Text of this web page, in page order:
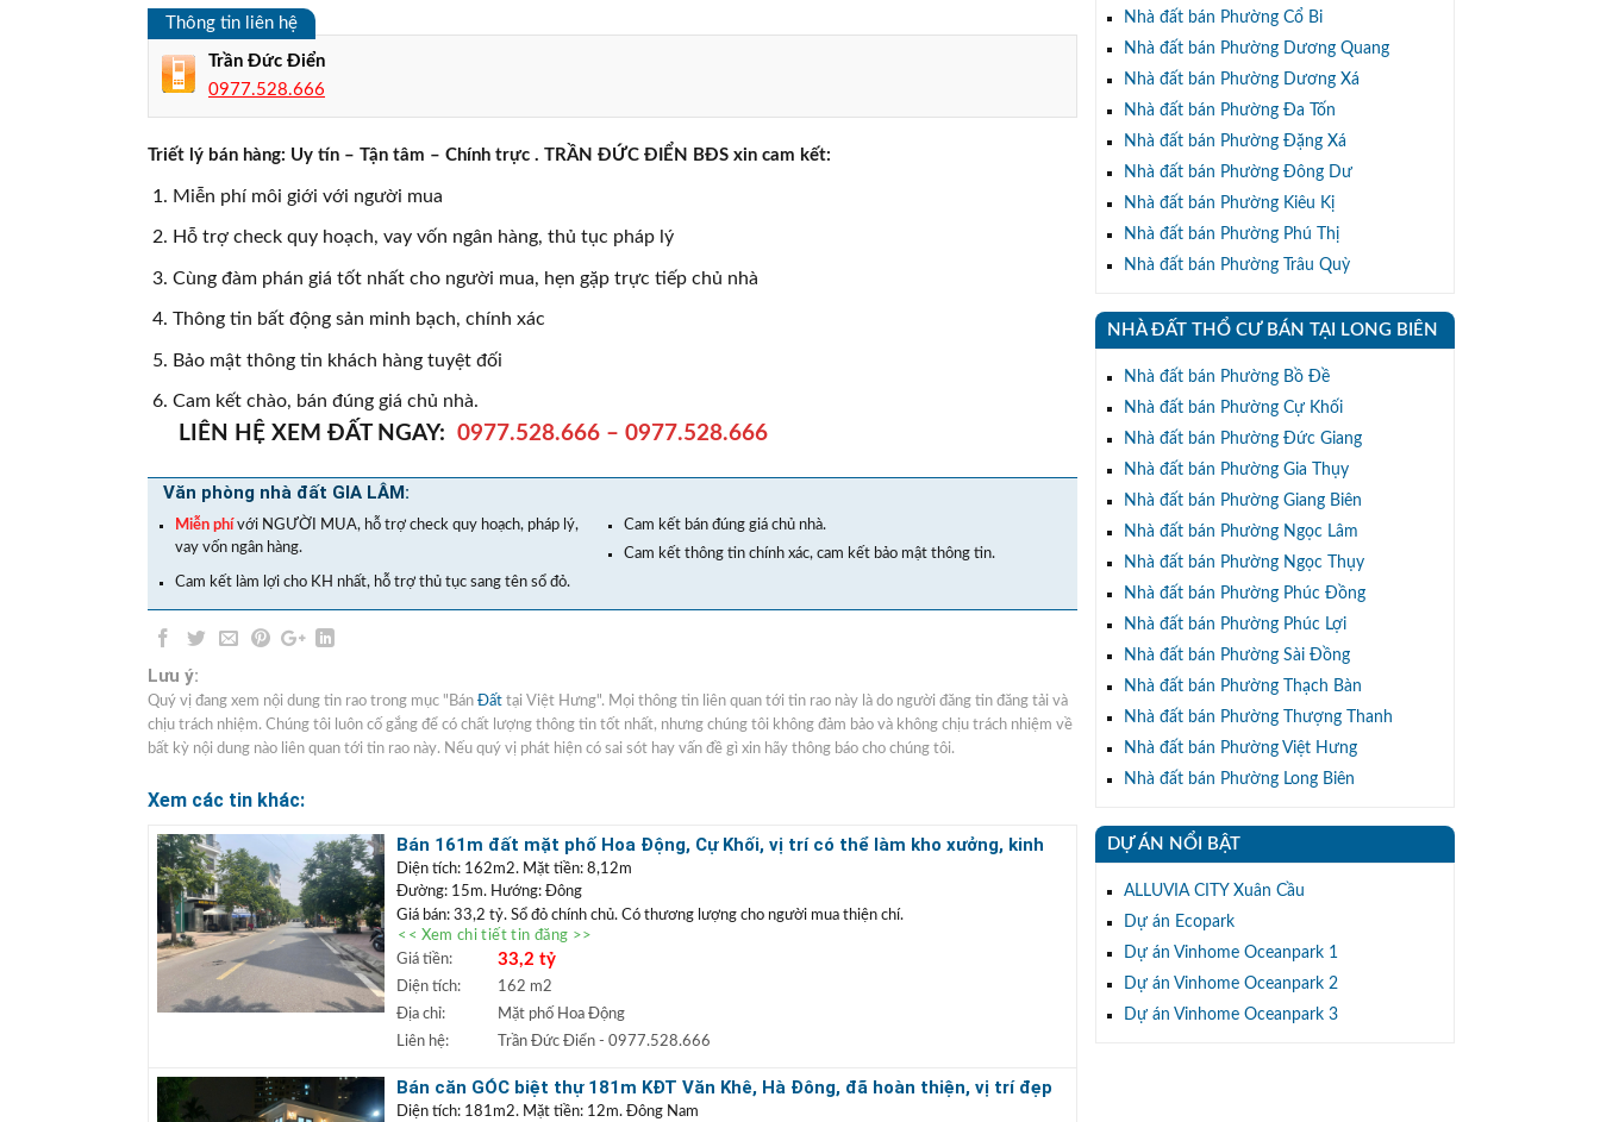
Thông tin liên hệ
Trần Đức Điển
0977.528.666
Triết lý bán hàng: Uy tín – Tận tâm – Chính trực . TRẦN ĐỨC ĐIỂN BĐS xin cam kết:
Miễn phí môi giới với người mua
Hỗ trợ check quy hoạch, vay vốn ngân hàng, thủ tục pháp lý
Cùng đàm phán giá tốt nhất cho người mua, hẹn gặp trực tiếp chủ nhà
Thông tin bất động sản minh bạch, chính xác
Bảo mật thông tin khách hàng tuyệt đối
Cam kết chào, bán đúng giá chủ nhà.
LIÊN HỆ XEM ĐẤT NGAY: 0977.528.666– 0977.528.666
Văn phòng nhà đất GIA LÂM:
Miễn phí với NGƯỜI MUA, hỗ trợ check quy hoạch, pháp lý,
vay vốn ngân hàng.
Cam kết bán đúng giá chủ nhà.
Cam kết thông tin chính xác, cam kết bảo mật thông tin.
Cam kết làm lợi cho KH nhất, hỗ trợ thủ tục sang tên sổ đỏ.
Lưu ý:
Quý vị đang xem nội dung tin rao trong mục "Bán Đất tại Việt Hưng". Mọi thông tin liên quan tới tin rao này là do người đăng tin đăng tải và
chịu trách nhiệm. Chúng tôi luôn cố gắng để có chất lượng thông tin tốt nhất, nhưng chúng tôi không đảm bảo và không chịu trách nhiệm về
bất kỳ nội dung nào liên quan tới tin rao này. Nếu quý vị phát hiện có sai sót hay vấn đề gì xin hãy thông báo cho chúng tôi.
Xem các tin khác:
Bán 161m đất mặt phố Hoa Động, Cự Khối, vị trí có thể làm kho xưởng, kinh
doanh
Diện tích: 162m2. Mặt tiền: 8,12m
Đường: 15m. Hướng: Đông
Giá bán: 33,2 tỷ. Sổ đỏ chính chủ. Có thương lượng cho người mua thiện chí.
Vị trí: Lôđất nằm mặt phố Hoa Động
mặt tiền rộng, có thể phân lô tách thửa, làm nhà vườn. Xung quanh dân cư yên tĩnh, đường thông
thoáng, gần hồ điều hòa đang thi công, gần trường, chợ rất thuận tiện cho sinh hoạt, định cư lâu dài.
+++ Liên hệ xem đấtGỌI NGAY:0977 528 666
+ TRẦN ĐỨC ĐIỂN:Chuyên bất động sản
Lâm.
+ Bất động sản TRẦN PHÚ: Nhận mua bán ký gửi nhà đất, hỗ trợ thủ tục pháp lý, vay vốn
ngân hàng lãi suất thấp.
<< Xem chi tiết tin đăng >>
Giá tiền:
33,2 tỷ
Diện tích:
162 m2
Địa chỉ:
Mặt phố Hoa Động
Liên hệ:
Trần Đức Điển- 0977.528.666
Bán căn GÓC biệt thự 181m KĐT Văn Khê, Hà Đông, đã hoàn thiện, vị trí đẹp
khai thác kinh doanh
Diện tích: 181m2. Mặt tiền: 12m. Đông Nam
Nhà đất bán Phường Cổ Bi
Nhà đất bán Phường Dương Quang
Nhà đất bán Phường Dương Xá
Nhà đất bán Phường Đa Tốn
Nhà đất bán Phường Đặng Xá
Nhà đất bán Phường Đông Dư
Nhà đất bán Phường Kiêu Kị
Nhà đất bán Phường Phú Thị
Nhà đất bán Phường Trâu Quỳ
NHÀ ĐẤT THỔ CƯ BÁN TẠI LONG BIÊN
Nhà đất bán Phường Bồ Đề
Nhà đất bán Phường Cự Khối
Nhà đất bán Phường Đức Giang
Nhà đất bán Phường Gia Thụy
Nhà đất bán Phường Giang Biên
Nhà đất bán Phường Ngọc Lâm
Nhà đất bán Phường Ngọc Thụy
Nhà đất bán Phường Phúc Đồng
Nhà đất bán Phường Phúc Lợi
Nhà đất bán Phường Sài Đồng
Nhà đất bán Phường Thạch Bàn
Nhà đất bán Phường Thượng Thanh
Nhà đất bán Phường Việt Hưng
Nhà đất bán Phường Long Biên
DỰ ÁN NỔI BẬT
ALLUVIA CITY Xuân Cầu
Dự án Ecopark
Dự án Vinhome Oceanpark 1
Dự án Vinhome Oceanpark 2
Dự án Vinhome Oceanpark 3